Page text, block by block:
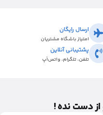
ارسال رایگان
امتیاز باشگاه مشتریان
پشتیبانی آنلاین
تلفن، تلگرام، واتس‌اَپ
دست نده !